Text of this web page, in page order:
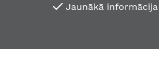
Jaunākā informācija